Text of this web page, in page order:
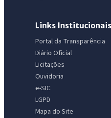
Links Institucionais
Portal da Transparência
Diário Oficial
Licitações
Ouvidoria
e-SIC
LGPD
Mapa do Site
Olá. Pergunte sobre serviços,
licitações, estrutura ou
Licitações abertas